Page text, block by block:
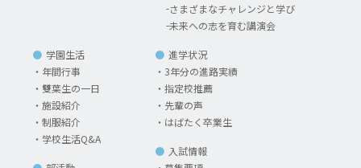
さまざまなチャレンジと学び
未来への志を育む講演会
学園生活
年間行事
雙葉生の一日
施設紹介
制服紹介
学校生活Q&A
進学状況
3年分の進路実績
指定校推薦
先輩の声
はばたく卒業生
入試情報